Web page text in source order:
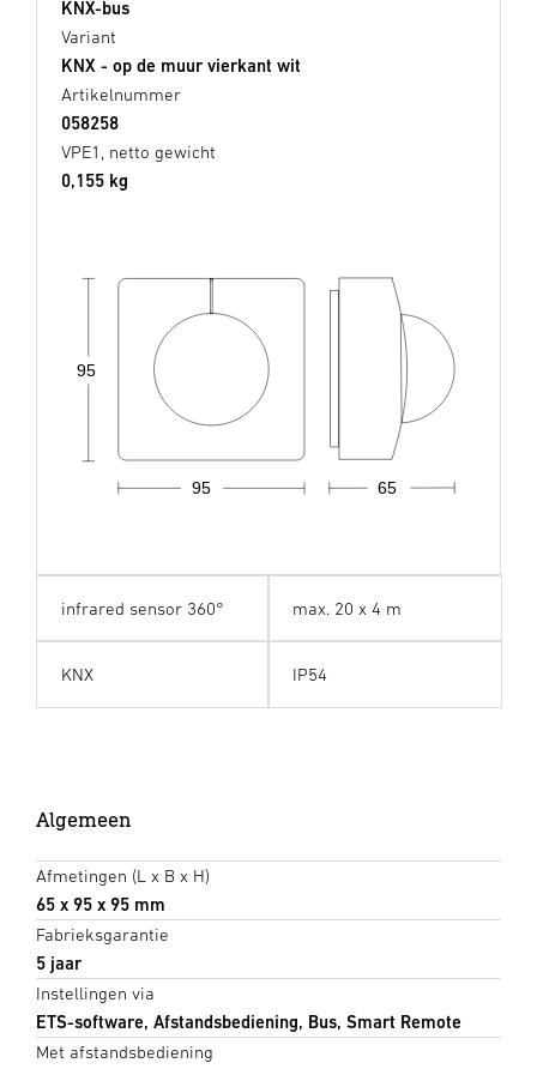
KNX-bus
Variant
KNX - op de muur vierkant wit
Artikelnummer
058258
VPE1, netto gewicht
0,155 kg
65
95
95
infrared sensor 360° max. 20 x 4 m
KNX IP54
Algemeen
Afmetingen (L x B x H)
65 x 95 x 95 mm
Fabrieksgarantie
5 jaar
Instellingen via
ETS-software, Afstandsbediening, Bus, Smart Remote
Met afstandsbediening